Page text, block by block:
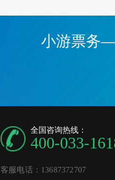
小游票务
全国咨询热线：
400-033-
客服电话：13687372707